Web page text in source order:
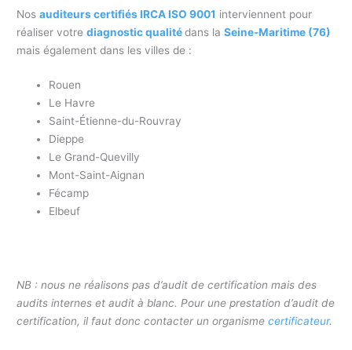
Nosauditeurs certifiés IRCA ISO 9001 interviennent pour
réaliser votrediagnostic qualitédans laSeine-Maritime (76)
mais également dans les villes de :
Rouen
Le Havre
Saint-Étienne-du-Rouvray
Dieppe
Le Grand-Quevilly
Mont-Saint-Aignan
Fécamp
Elbeuf
NB : nous ne réalisons pas d’audit de certification mais des
audits internes et audit à blanc. Pour une prestation d’audit de
certification, il faut donc contacter un organismecertificateur.